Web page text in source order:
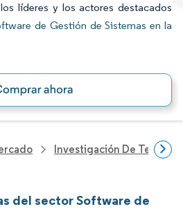
líderes y los actores destacados
de Gestión de Sistemas en la
Investigación De
del sector Software de